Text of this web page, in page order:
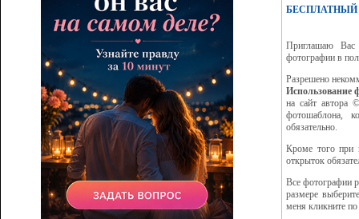
Приглашаю
фотографии в
Разрешено
Использование
на сайт автора
фотошаблона,
обязательно.
Кроме того при
открыток
Все фотографии
размере
меня кликните